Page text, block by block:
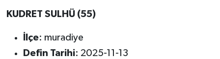
KUDRET SULHÜ (55)
İlçe: muradiye
Defin Tarihi: 2025-11-13